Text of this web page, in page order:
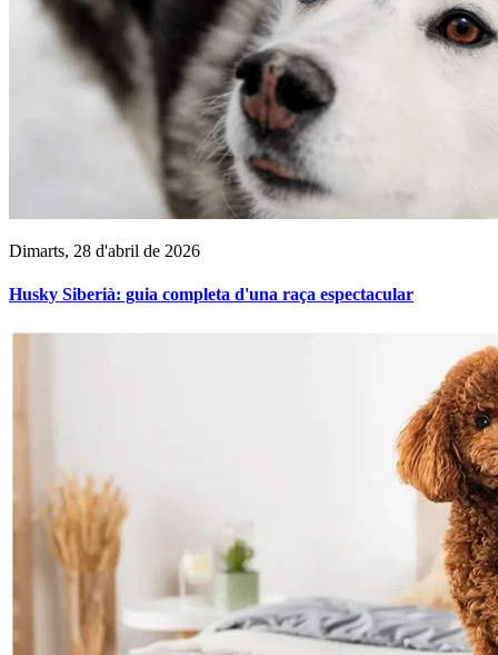
Dimarts, 28 d'abril de 2026
Husky Siberià: guia completa d'una raça espectacular